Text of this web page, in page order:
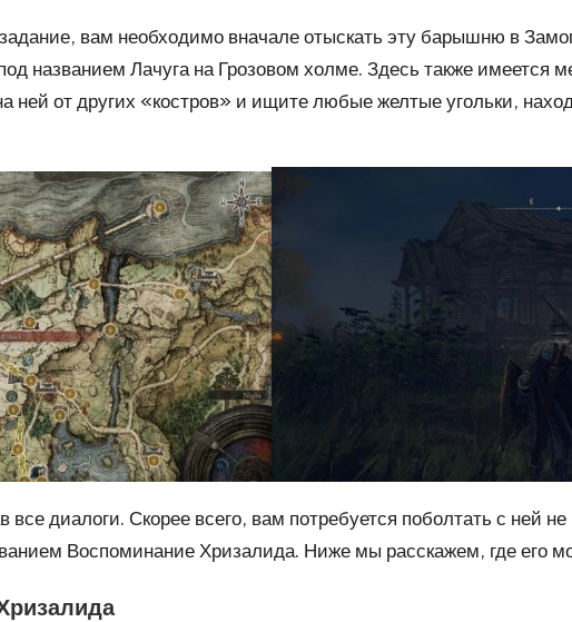
вам необходимо вначале отыскать эту барышню в
названием Лачуга на Грозовом холме. Здесь также имеется
ней от других «костров» и ищите любые желтые угольки,
все диалоги. Скорее всего, вам потребуется поболтать с ней
Воспоминание Хризалида. Ниже мы расскажем, где его